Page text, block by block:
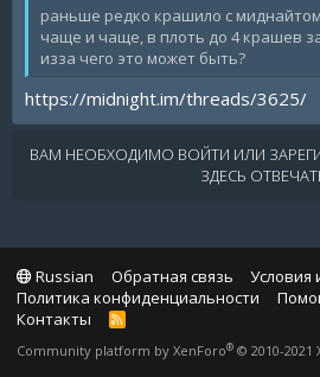
раньше редко крашило с
чаще и чаще, в плоть до 4 крашев
изза чего это может быть?
https://midnight.im/threads/3625/
ВАМ НЕОБХОДИМО ВОЙТИ ИЛИ
ЗДЕСЬ
Russian Обратная связь
Условия
Политика конфиденциальности
Контакты
R
S
Community platform by XenForo® © 2010-2021